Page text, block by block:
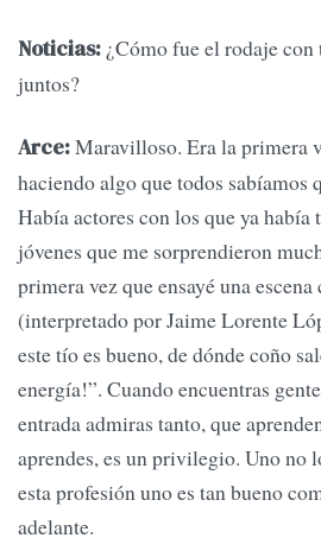
Noticias: ¿Cómo fue el rodaje con
juntos?
Arce:Maravilloso. Era la primera
haciendo algo que todos sabíamos
Había actores con los que ya había
jóvenes que me sorprendieron
primera vez que ensayé una
(interpretado por Jaime Lorente
este tío es bueno, de dónde coño
energía!”. Cuando encuentras
entrada admiras tanto, que
aprendes, es un privilegio. Uno no
esta profesión uno es tan bueno
adelante.